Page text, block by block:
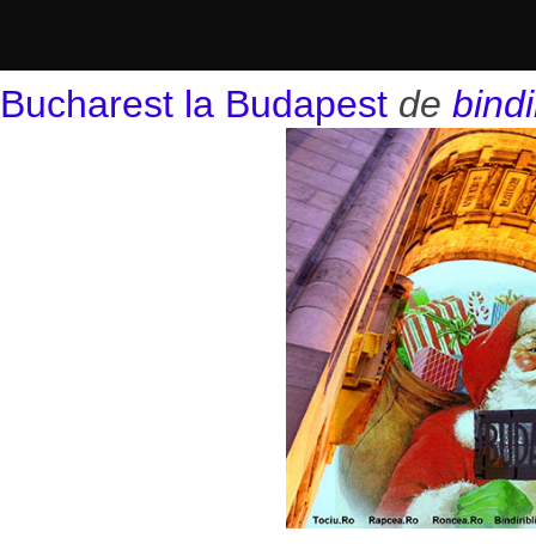
Bucharest la Budapest de